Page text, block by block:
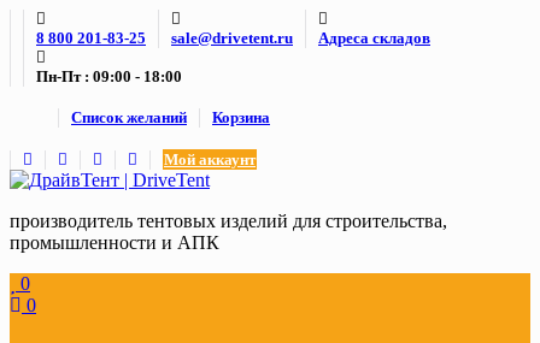
Skip
content
8 800 201-83-25 sale@drivetent.ru Адреса складов
Пн-Пт : 09:00 - 18:00
Список желаний Корзина
Мой аккаунт
производитель тентовых изделий для строительства,
промышленности и АПК
0
0